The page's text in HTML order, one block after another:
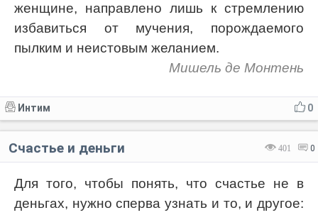
женщине, направлено лишь к стремлению
избавиться от мучения, порождаемого
пылким и неистовым желанием.
Мишель де Монтень
0
Интим
401 0
Счастье и деньги
Для того, чтобы понять, что счастье не в
деньгах, нужно сперва узнать и то, и другое: